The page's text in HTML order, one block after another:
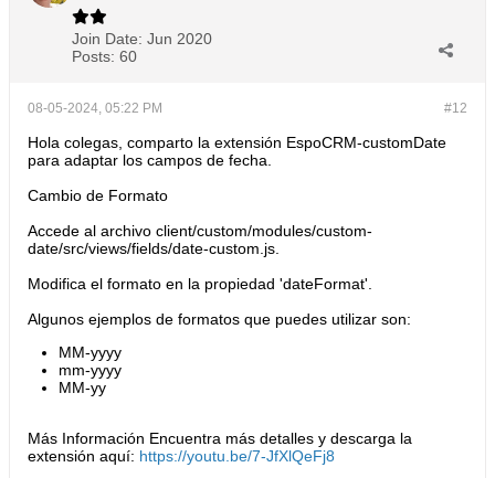
Join Date: Jun 2020
Posts: 60
#12
08-05-2024, 05:22 PM
Hola colegas, comparto la extensión EspoCRM-customDate
para adaptar los campos de fecha.
Cambio de Formato
Accede al archivo client/custom/modules/custom-
date/src/views/fields/date-custom.js.
Modifica el formato en la propiedad 'dateFormat'.
Algunos ejemplos de formatos que puedes utilizar son:
MM-yyyy
mm-yyyy
MM-yy
Más Información Encuentra más detalles y descarga la
extensión aquí: https://youtu.be/7-JfXlQeFj8